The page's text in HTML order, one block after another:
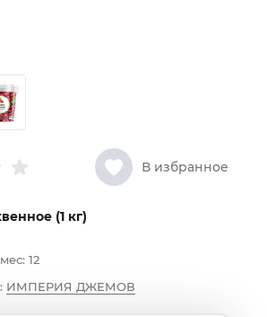
В избранное
(1 кг)
12
ИМПЕРИЯ ДЖЕМОВ